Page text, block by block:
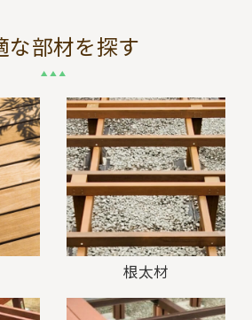
な部材を探す
根太材